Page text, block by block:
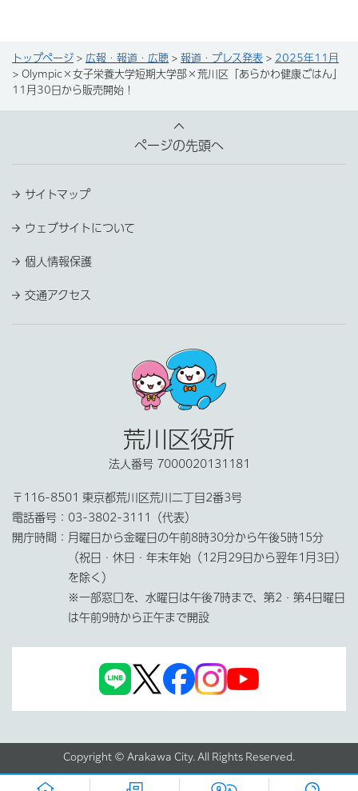
トップページ > 広報・報道・広聴 > 報道・プレス発表 > 2025年11月
> Olympic×女子栄養大学短期大学部×荒川区「あらかわ健康ごはん」
11月30日から販売開始！
ページの先頭へ
サイトマップ
ウェブサイトについて
個人情報保護
交通アクセス
荒川区役所
法人番号 7000020131181
〒116-8501 東京都荒川区荒川二丁目2番3号
電話番号： 03-3802-3111（代表）
開庁時間： 月曜日から金曜日の午前8時30分から午後5時15分
（祝日・休日・年末年始（12月29日から翌年1月3日）
を除く）
※一部窓口を、水曜日は午後7時まで、第2・第4日曜日
は午前9時から正午まで開設
Copyright © Arakawa City. All Rights Reserved.